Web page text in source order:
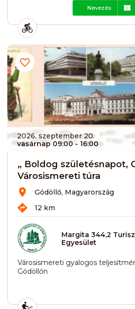
Nevezés
2026. szeptember 20.
vasárnap 09:00- 16:00
„ Boldog születésnapot,
Városismereti túra
Gödöllő, Magyarország
12 km
Margita 344,2
Egyesület
Városismereti gyalogos
Gödöllőn